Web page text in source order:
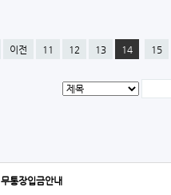
이전 11 12 13 14 15
무통장입금안내